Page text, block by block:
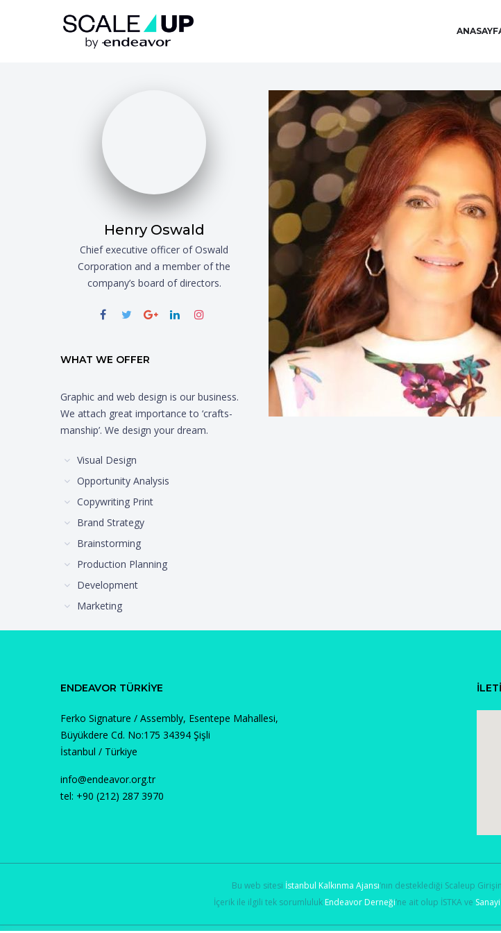
Henry Oswald
Chief executive officer of Oswald
Corporation and a member of the
company’s board of directors.
WHAT WE OFFER
Graphic and web design is our business.
We attach great importance to ‘crafts-
manship’. We design your dream.
Visual Design
Opportunity Analysis
Copywriting Print
Brand Strategy
Brainstorming
Production Planning
Development
Marketing
ENDEAVOR TÜRKIYE
Ferko Signature / Assembly, Esentepe Mahallesi,
Büyükdere Cd. No:175 34394 Şişli
İstanbul / Türkiye
info@endeavor.org.tr
tel: +90 (212) 287 3970
Bu web sitesi İstanbul Kalkınma Ajansı’nın desteklediği Scaleup
İçerik ile ilgili tek sorumluluk Endeavor Derneği’ne ait olup İSTKA ve